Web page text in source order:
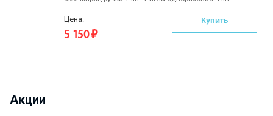
Цена:
5 150
Купить
Акции